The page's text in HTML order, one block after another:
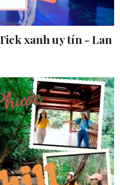
xanh uy tín - Lan